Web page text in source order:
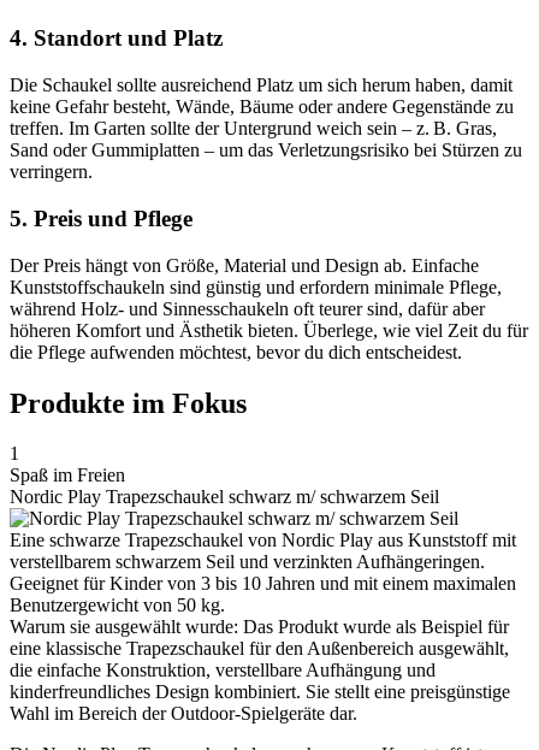
4. Standort und Platz
Die Schaukel sollte ausreichend Platz um sich herum haben, damit
keine Gefahr besteht, Wände, Bäume oder andere Gegenstände zu
treffen. Im Garten sollte der Untergrund weich sein – z. B. Gras,
Sand oder Gummiplatten – um das Verletzungsrisiko bei Stürzen zu
verringern.
5. Preis und Pflege
Der Preis hängt von Größe, Material und Design ab. Einfache
Kunststoffschaukeln sind günstig und erfordern minimale Pflege,
während Holz- und Sinnesschaukeln oft teurer sind, dafür aber
höheren Komfort und Ästhetik bieten. Überlege, wie viel Zeit du für
die Pflege aufwenden möchtest, bevor du dich entscheidest.
Produkte im Fokus
1
Spaß im Freien
Nordic Play Trapezschaukel schwarz m/ schwarzem Seil
Eine schwarze Trapezschaukel von Nordic Play aus Kunststoff mit
verstellbarem schwarzem Seil und verzinkten Aufhängeringen.
Geeignet für Kinder von 3 bis 10 Jahren und mit einem maximalen
Benutzergewicht von 50 kg.
Warum sie ausgewählt wurde: Das Produkt wurde als Beispiel für
eine klassische Trapezschaukel für den Außenbereich ausgewählt,
die einfache Konstruktion, verstellbare Aufhängung und
kinderfreundliches Design kombiniert. Sie stellt eine preisgünstige
Wahl im Bereich der Outdoor-Spielgeräte dar.